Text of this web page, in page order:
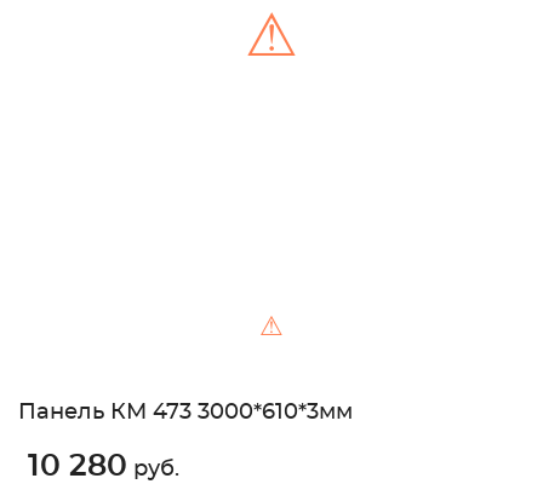
⚠
⚠
Панель КМ 473 3000*610*3мм
10 280 руб.